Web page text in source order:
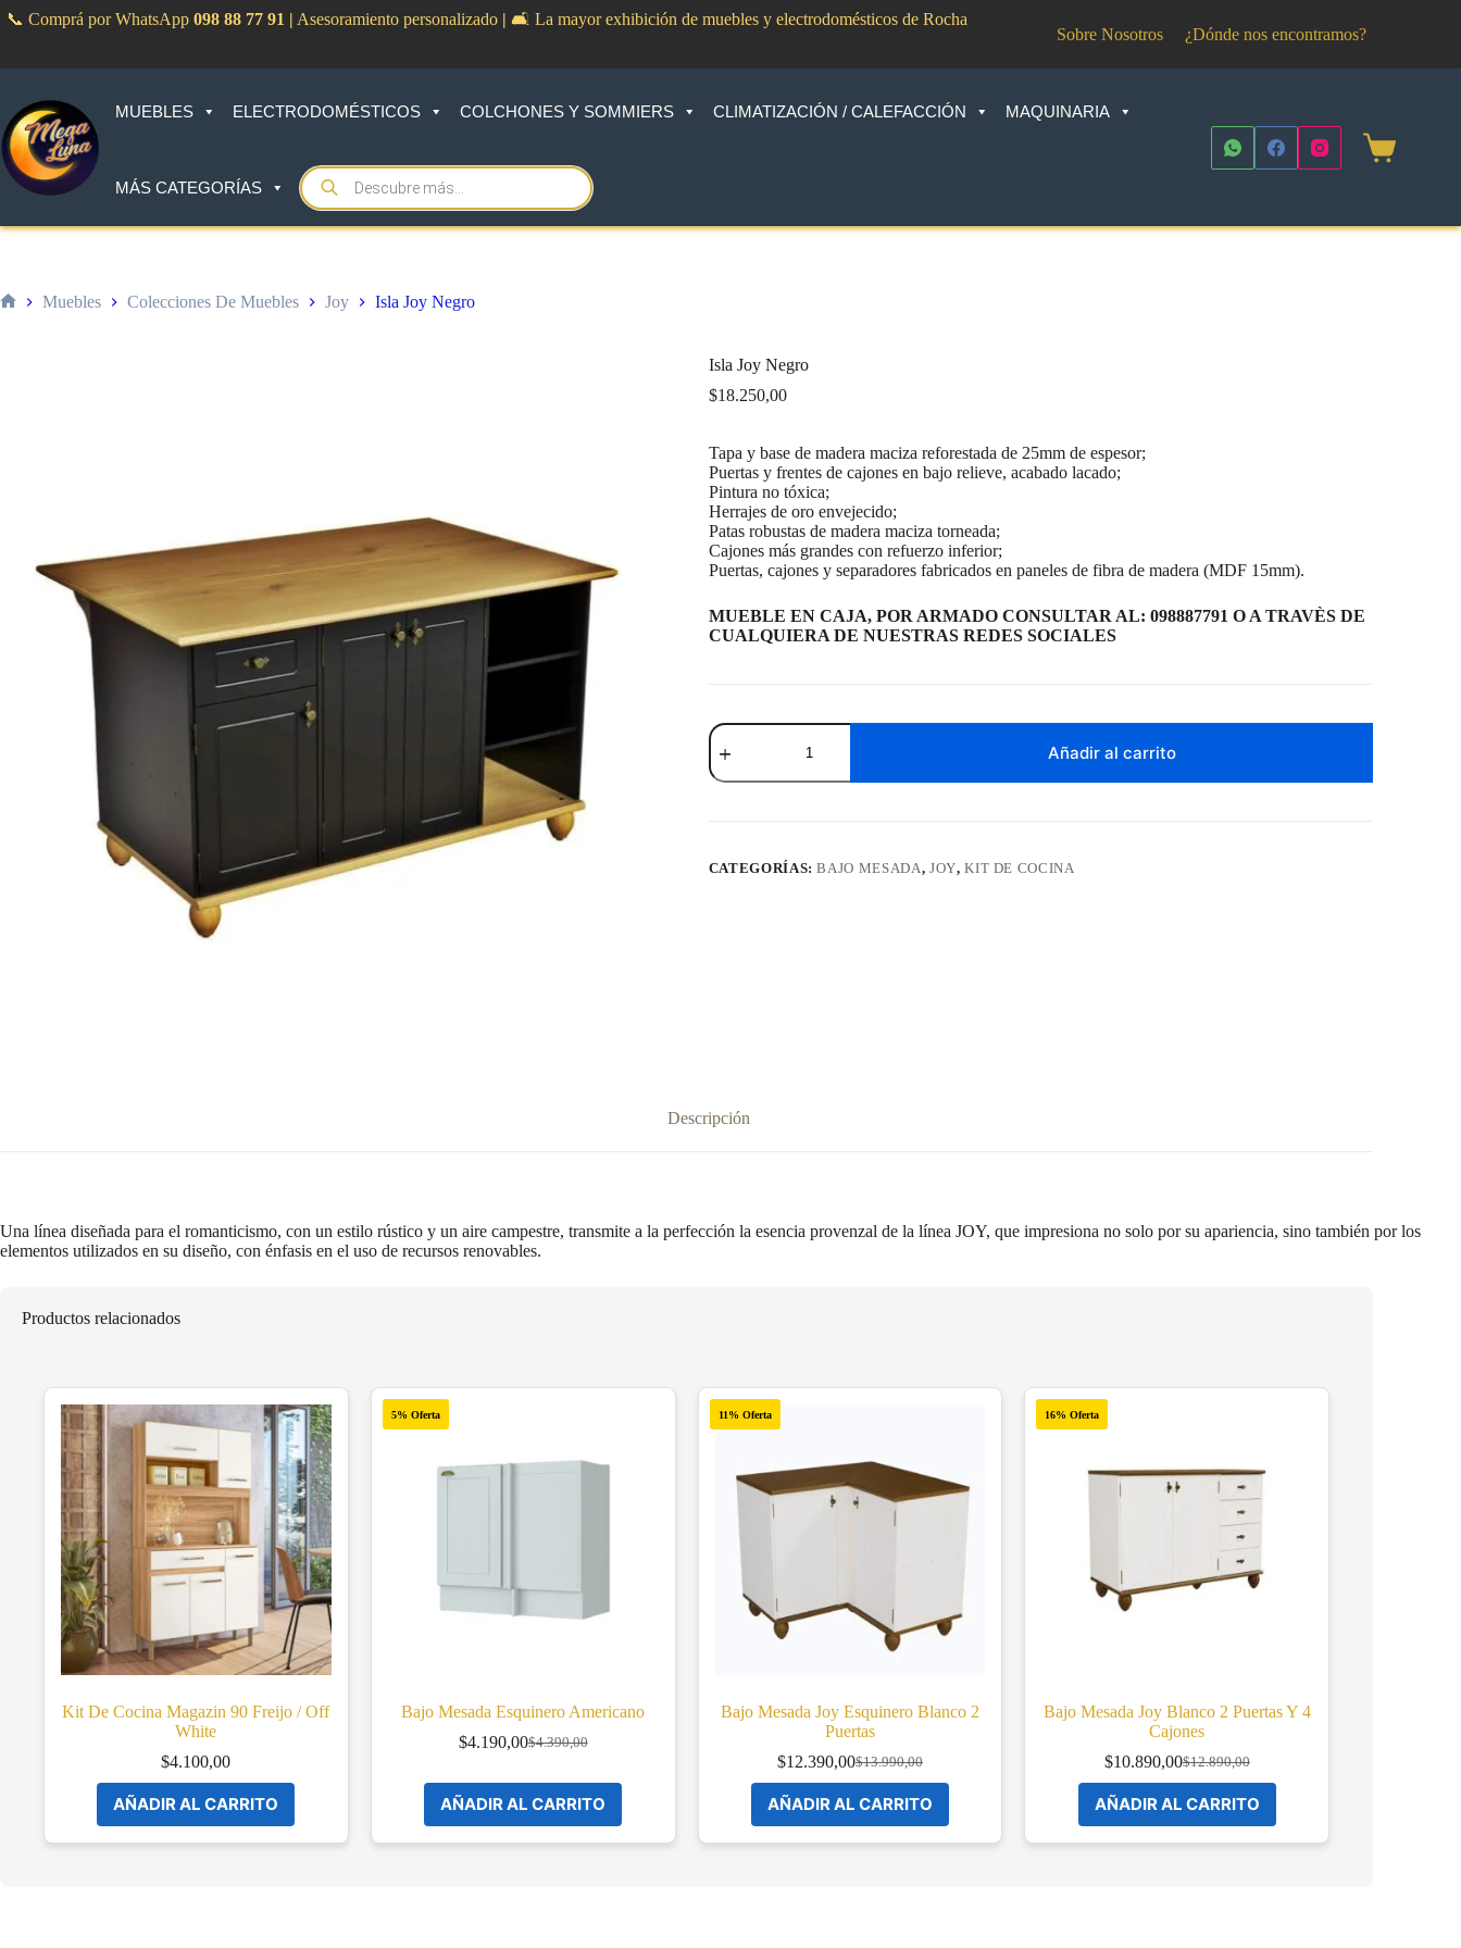
📞 Comprá por WhatsApp 098 88 77 91 | Asesoramiento personalizado | 🛋️ La mayor exhibición de muebles y electrodomésticos de Rocha
Sobre Nosotros ¿Dónde nos encontramos?
MUEBLES ELECTRODOMÉSTICOS COLCHONES Y SOMMIERS CLIMATIZACIÓN / CALEFACCIÓN MAQUINARIA
MÁS CATEGORÍAS
Products
search
Shopping
Muebles Colecciones De Muebles Joy Isla Joy Negro
Isla Joy Negro
$18.250,00
Tapa y base de madera maciza reforestada de 25mm de espesor;
Puertas y frentes de cajones en bajo relieve, acabado lacado;
Pintura no tóxica;
Herrajes de oro envejecido;
Patas robustas de madera maciza torneada;
Cajones más grandes con refuerzo inferior;
Puertas, cajones y separadores fabricados en paneles de fibra de madera (MDF 15mm).
MUEBLE EN CAJA, POR ARMADO CONSULTAR AL: 098887791 O A TRAVÈS DE
CUALQUIERA DE NUESTRAS REDES SOCIALES
Isla
Joy
Negro
cantidad
Añadir al carrito
CATEGORÍAS:BAJO MESADA, JOY,KIT DE COCINA
Descripción
Una línea diseñada para el romanticismo, con un estilo rústico y un aire campestre, transmite a la perfección la esencia provenzal de la línea JOY, que impresiona no solo por su apariencia, sino también por los
elementos utilizados en su diseño, con énfasis en el uso de recursos renovables.
Productos relacionados
Kit De Cocina Magazin 90 Freijo / Off
White
$4.100,00
AÑADIR AL CARRITO
5% Oferta
Bajo Mesada Esquinero Americano
$4.390,00
Original
$4.390,00.
$4.190,00Current
$4.190,00.
AÑADIR AL CARRITO
11% Oferta
Bajo Mesada Joy Esquinero Blanco 2
Puertas
$13.990,00
Original
was:
$13.990,00.
$12.390,00Current
is:
$12.390,00.
AÑADIR AL CARRITO
16% Oferta
Bajo Mesada Joy Blanco 2 Puertas Y 4
Cajones
$12.890,00
Original
was:
$12.890,00.
$10.890,00Current
is:
$10.890,00.
AÑADIR AL CARRITO